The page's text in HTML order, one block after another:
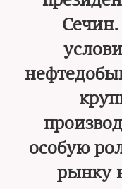
Сечин.
особую
рынку